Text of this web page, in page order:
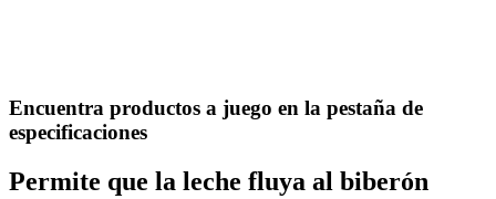
Encuentra productos a juego en la pestaña de
especificaciones
Permite que la leche fluya al biberón